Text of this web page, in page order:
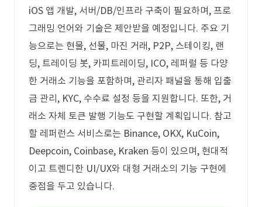
iOS 앱 개발, 서버/DB/인프라 구축이 필요하며, 프로
그래밍 언어와 기술은 제안받을 예정입니다. 주요 기
능으로는 현물, 선물, 마진 거래, P2P, 스테이킹, 랜
딩, 트레이딩 봇, 카피트레이딩, ICO, 레퍼럴 등 다양
한 거래소 기능을 포함하며, 관리자 패널을 통해 입출
금 관리, KYC, 수수료 설정 등을 지원합니다. 또한, 거
래소 자체 토큰 발행 기능도 구현할 계획입니다. 참고
할 레퍼런스 서비스로는 Binance, OKX, KuCoin,
Deepcoin, Coinbase, Kraken 등이 있으며, 현대적
이고 트렌디한 UI/UX와 대형 거래소의 기능 구현에
중점을 두고 있습니다.